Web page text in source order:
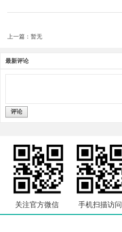
上一篇：暂无
最新评论
评论
关注官方微信 手机扫描访问